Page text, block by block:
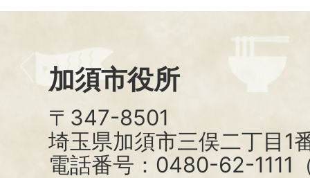
加須市役所
〒347-8501
埼玉県加須市三俣二丁目1
電話番号：0480-62-1111